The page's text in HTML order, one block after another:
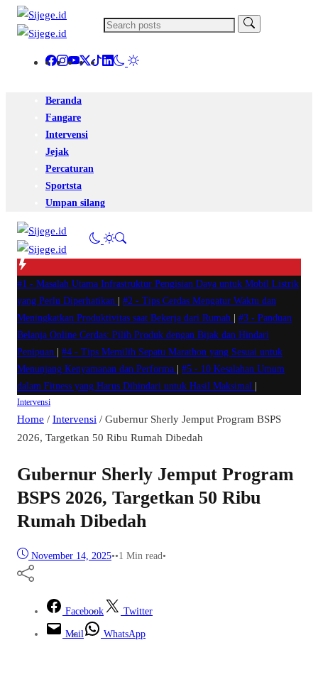
Beranda
Fangare
Intervensi
Jejak
Percaturan
Sportsta
Umpan silang
#1 - Masalah Utama Infrastruktur Pengisian Daya untuk Mobil Listrik
yang Perlu Diperhatikan
#2 - Tips Cerdas Mengatur Waktu dan
Meningkatkan Produktivitas saat Bekerja dari Rumah
#3 - Panduan
Belanja Online Cerdas: Pilih Produk dengan Bijak dan Hindari
Penipuan
#4 - Tips Memilih Sepatu Marathon yang Sesuai untuk
Menunjang Kenyamanan dan Performa
#5 - 10 Kesalahan Umum
dalam Fitness yang Harus Dihindari untuk Hasil Maksimal
Intervensi
Home / Intervensi / Gubernur Sherly Jemput Program BSPS
2026, Targetkan 50 Ribu Rumah Dibedah
Gubernur Sherly Jemput Program
BSPS 2026, Targetkan 50 Ribu
Rumah Dibedah
November 14, 2025••1 Min read•
Facebook Twitter
Mail WhatsApp